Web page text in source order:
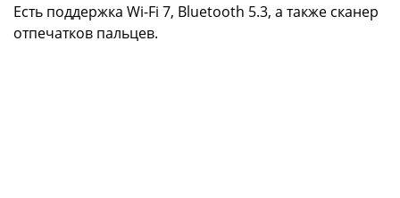
Есть поддержка Wi-Fi 7, Bluetooth 5.3, а также сканер
отпечатков пальцев.